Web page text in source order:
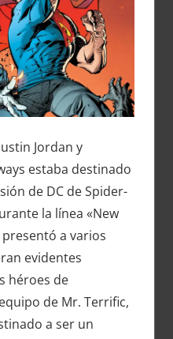
Jordan y
estaba destinado
de DC de Spider-
la línea «New
presentó a varios
evidentes
héroes de
de Mr. Terrific,
a ser un